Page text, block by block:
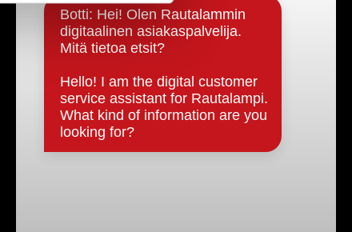
Päätöksenteko ja lähidemokratia
Päätökset, esityslistat & pöytäkirjat
Hallinto
Kunnanhallitus
Kunnanvaltuusto